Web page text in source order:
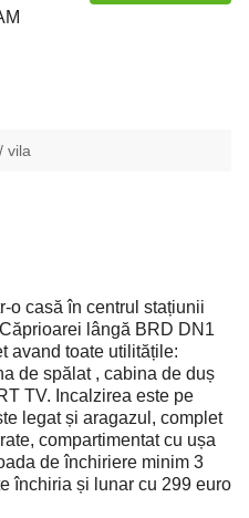
vila
o casă în centrul stațiunii
lângă BRD DN1
avand toate utilitățile:
de spălat , cabina de duș
TV. Incalzirea este pe
legat și aragazul, complet
compartimentat cu ușa
de închiriere minim 3
închiria și lunar cu 299 euro